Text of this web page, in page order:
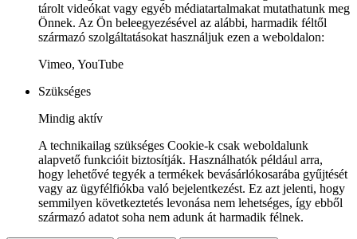
tárolt videókat vagy egyéb médiatartalmakat mutathatunk meg
Önnek. Az Ön beleegyezésével az alábbi, harmadik féltől
származó szolgáltatásokat használjuk ezen a weboldalon:
Vimeo, YouTube
Szükséges
Mindig aktív
A technikailag szükséges Cookie-k csak weboldalunk
alapvető funkcióit biztosítják. Használhatók például arra,
hogy lehetővé tegyék a termékek bevásárlókosarába gyűjtését
vagy az ügyfélfiókba való bejelentkezést. Ez azt jelenti, hogy
semmilyen következtetés levonása nem lehetséges, így ebből
származó adatot soha nem adunk át harmadik félnek.